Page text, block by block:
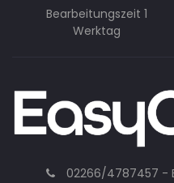
Bearbeitungszeit 1
Werktag
02266/4787457 -